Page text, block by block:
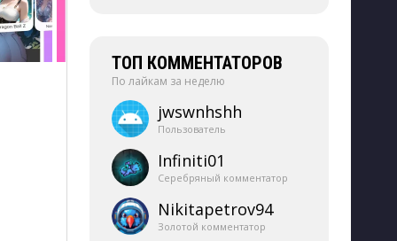
ТОП КОММЕНТАТОРОВ
По лайкам за неделю
jwswnhshh
Пользователь
Infiniti01
Серебряный комментатор
Nikitapetrov94
Золотой комментатор